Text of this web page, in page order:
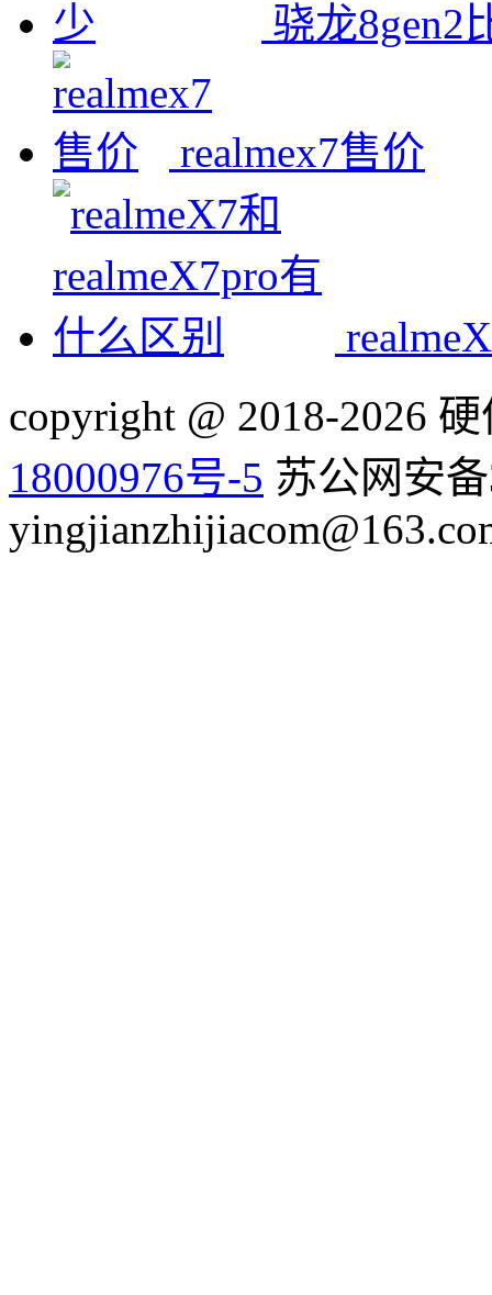
骁龙8gen2
realmex7售价
copyright @ 2018-2026
18000976号-5 苏公网安